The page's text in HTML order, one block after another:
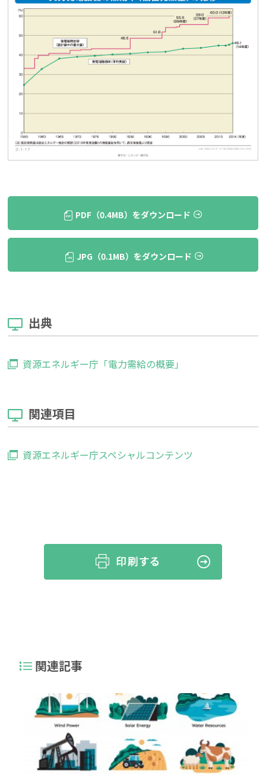
PDF（0.4MB）をダウンロード
JPG（0.1MB）をダウンロード
出典
資源エネルギー庁「電力需給の概要」
関連項目
資源エネルギー庁スペシャルコンテンツ
関連記事